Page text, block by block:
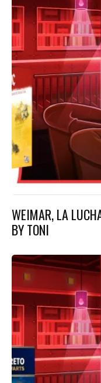
WEIMAR, LA
BY TONI